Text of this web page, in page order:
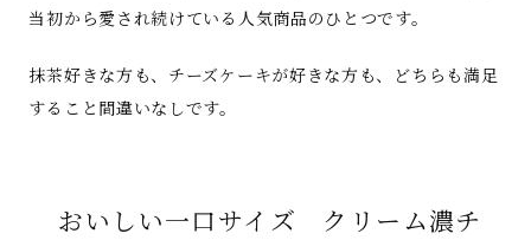
当初から愛され続けている人気商品のひとつです。
抹茶好きな方も、チーズケーキが好きな方も、どちらも満足
すること間違いなしです。
おいしい一口サイズ クリーム濃チ